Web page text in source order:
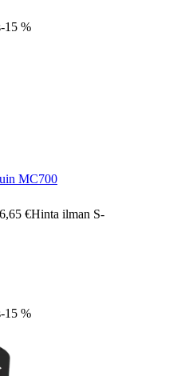
-15 %
MC700
€Hinta ilman S-
-15 %